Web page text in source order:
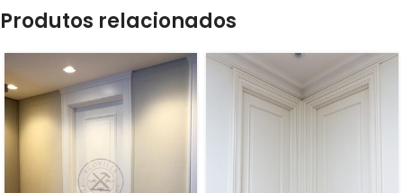
Produtos relacionados